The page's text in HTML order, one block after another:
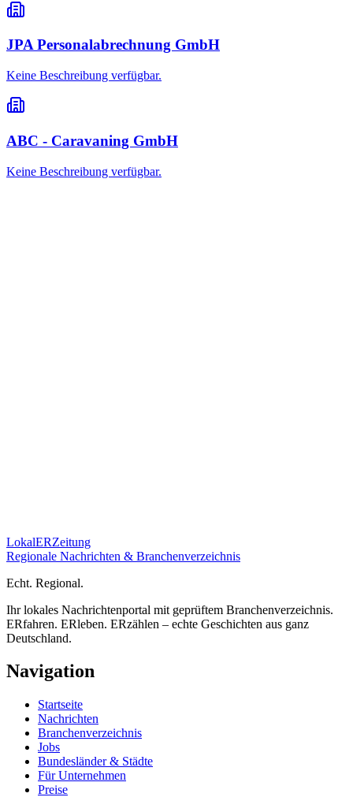
JPA Personalabrechnung GmbH
Keine Beschreibung verfügbar.
ABC - Caravaning GmbH
Keine Beschreibung verfügbar.
LokalERZeitung
Regionale Nachrichten & Branchenverzeichnis
Echt. Regional.
Ihr lokales Nachrichtenportal mit geprüftem Branchenverzeichnis.
ERfahren. ERleben. ERzählen – echte Geschichten aus ganz
Deutschland.
Navigation
Startseite
Nachrichten
Branchenverzeichnis
Jobs
Bundesländer & Städte
Für Unternehmen
Preise